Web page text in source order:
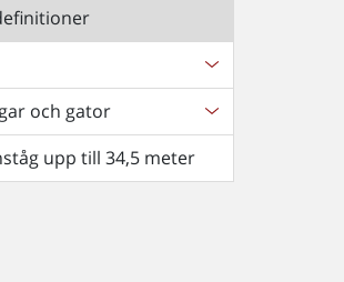
och gator
upp till 34,5 meter